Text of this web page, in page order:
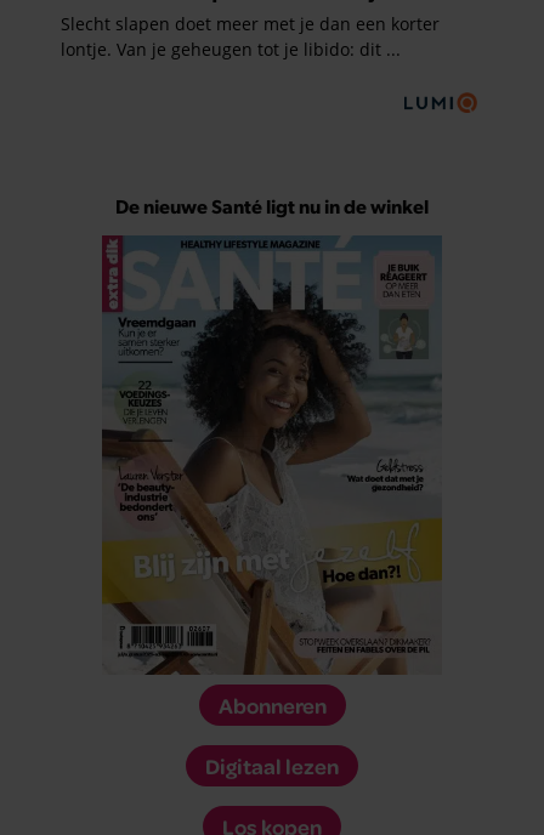
De nieuwe Santé ligt nu in de winkel
Abonneren
Digitaal lezen
Los kopen